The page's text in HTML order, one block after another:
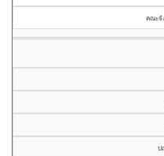
คณะจั
ป